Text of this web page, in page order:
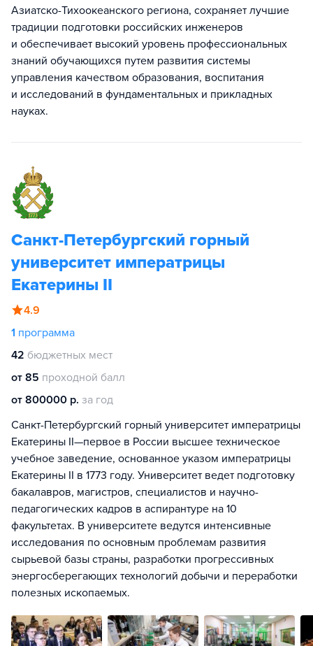
Азиатско-Тихоокеанского региона, сохраняет лучшие
традиции подготовки российских инженеров
и обеспечивает высокий уровень профессиональных
знаний обучающихся путем развития системы
управления качеством образования, воспитания
и исследований в фундаментальных и прикладных
науках.
Санкт-Петербургский горный
университет императрицы
Екатерины II
4.9
1 программа
42 бюджетных мест
от 85 проходной балл
от 800000 р. за год
Санкт-Петербургский горный университет императрицы
Екатерины II—первое в России высшее техническое
учебное заведение, основанное указом императрицы
Екатерины II в 1773 году. Университет ведет подготовку
бакалавров, магистров, специалистов и научно-
педагогических кадров в аспирантуре на 10
факультетах. В университете ведутся интенсивные
исследования по основным проблемам развития
сырьевой базы страны, разработки прогрессивных
энергосберегающих технологий добычи и переработки
полезных ископаемых.